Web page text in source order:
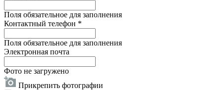
Поля обязательное для заполнения
Контактный телефон *
Поля обязательное для заполнения
Электронная почта
Фото не загружено
Прикрепить фотографии